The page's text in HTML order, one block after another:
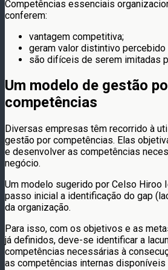
Competências essenciais
conferem:
vantagem competitiva;
geram valor distintivo
são difíceis de serem imitadas
Um modelo de gestão
competências
Diversas empresas têm recorrido à
gestão por competências. Elas
e desenvolver as competências
negócio.
Um modelo sugerido por Celso Hiroo
passo inicial a identificação do gap
da organização.
Para isso, com os objetivos e as
já definidos, deve-se identificar a
competências necessárias à
as competências internas disponíveis